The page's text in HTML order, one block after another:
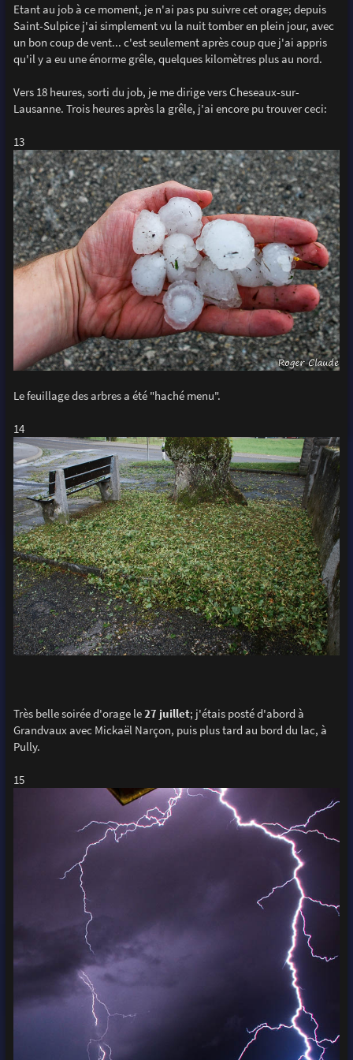
Etant au job à ce moment, je n'ai pas pu suivre cet orage; depuis
Saint-Sulpice j'ai simplement vu la nuit tomber en plein jour, avec
un bon coup de vent... c'est seulement après coup que j'ai appris
qu'il y a eu une énorme grêle, quelques kilomètres plus au nord.
Vers 18 heures, sorti du job, je me dirige vers Cheseaux-sur-
Lausanne. Trois heures après la grêle, j'ai encore pu trouver ceci:
13
Le feuillage des arbres a été "haché menu".
14
Très belle soirée d'orage le27 juillet; j'étais posté d'abord à
Grandvaux avec Mickaël Narçon, puis plus tard au bord du lac, à
Pully.
15